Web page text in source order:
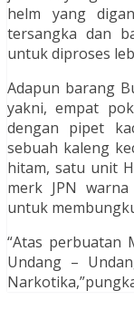
helm yang
tersangka dan
untuk diproses
Adapun barang
yakni, empat
dengan pipet
sebuah kaleng
hitam, satu unit
merk JPN
untuk
“Atas perbuatan
Undang –